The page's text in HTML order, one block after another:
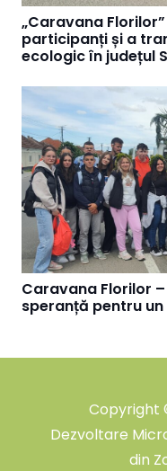
„Caravana
participanți și a
ecologic în județul
Caravana Florilor
speranță pentru
Copyright
Dezvoltare
din